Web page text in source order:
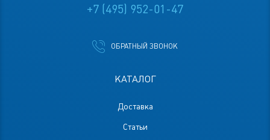
КАТАЛОГ
Доставка
Статьи
+7 (495) 952-01-47
ОБРАТНЫЙ ЗВОНОК